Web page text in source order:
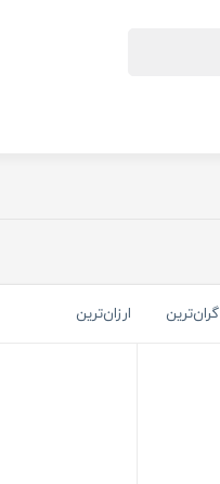
گران‌ترین ارزان‌ترین